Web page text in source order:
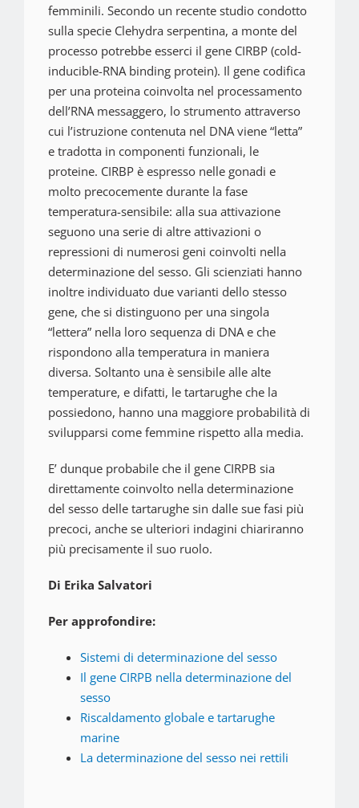
femminili. Secondo un recente studio condotto
sulla specie Clehydra serpentina, a monte del
processo potrebbe esserci il gene CIRBP (cold-
inducible-RNA binding protein). Il gene codifica
per una proteina coinvolta nel processamento
dell’RNA messaggero, lo strumento attraverso
cui l’istruzione contenuta nel DNA viene “letta”
e tradotta in componenti funzionali, le
proteine. CIRBP è espresso nelle gonadi e
molto precocemente durante la fase
temperatura-sensibile: alla sua attivazione
seguono una serie di altre attivazioni o
repressioni di numerosi geni coinvolti nella
determinazione del sesso. Gli scienziati hanno
inoltre individuato due varianti dello stesso
gene, che si distinguono per una singola
“lettera” nella loro sequenza di DNA e che
rispondono alla temperatura in maniera
diversa. Soltanto una è sensibile alle alte
temperature, e difatti, le tartarughe che la
possiedono, hanno una maggiore probabilità di
svilupparsi come femmine rispetto alla media.
E’ dunque probabile che il gene CIRPB sia
direttamente coinvolto nella determinazione
del sesso delle tartarughe sin dalle sue fasi più
precoci, anche se ulteriori indagini chiariranno
più precisamente il suo ruolo.
Di Erika Salvatori
Per approfondire:
Sistemi di determinazione del sesso
Il gene CIRPB nella determinazione del
sesso
Riscaldamento globale e tartarughe
marine
La determinazione del sesso nei rettili